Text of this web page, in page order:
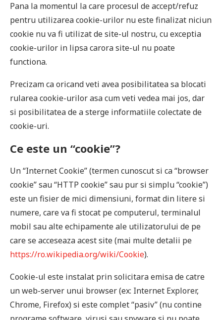
Pana la momentul la care procesul de accept/refuz
pentru utilizarea cookie-urilor nu este finalizat niciun
cookie nu va fi utilizat de site-ul nostru, cu exceptia
cookie-urilor in lipsa carora site-ul nu poate
functiona.
Precizam ca oricand veti avea posibilitatea sa blocati
rularea cookie-urilor asa cum veti vedea mai jos, dar
si posibilitatea de a sterge informatiile colectate de
cookie-uri.
Ce este un “cookie”?
Un “Internet Cookie” (termen cunoscut si ca “browser
cookie” sau “HTTP cookie” sau pur si simplu “cookie”)
este un fisier de mici dimensiuni, format din litere si
numere, care va fi stocat pe computerul, terminalul
mobil sau alte echipamente ale utilizatorului de pe
care se acceseaza acest site (mai multe detalii pe
https://ro.wikipedia.org/wiki/Cookie).
Cookie-ul este instalat prin solicitara emisa de catre
un web-server unui browser (ex: Internet Explorer,
Chrome, Firefox) si este complet “pasiv” (nu contine